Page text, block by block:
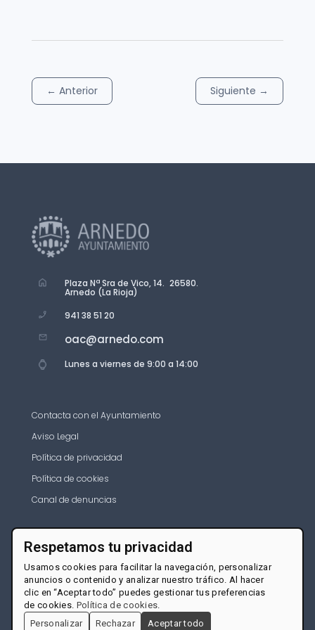
← Anterior Siguiente →
Plaza Nª Sra de Vico, 14. 26580.
Arnedo (La Rioja)
941 38 51 20
oac@arnedo.com
Lunes a viernes de 9:00 a 14:00
Contacta con el Ayuntamiento
Aviso Legal
Política de privacidad
Política de cookies
Canal de denuncias
Respetamos tu privacidad
Usamos cookies para facilitar la navegación, personalizar
anuncios o contenido y analizar nuestro tráfico. Al hacer
clic en “Aceptar todo” puedes gestionar tus preferencias
de cookies. Política de cookies.
Personalizar
Rechazar Aceptar todo